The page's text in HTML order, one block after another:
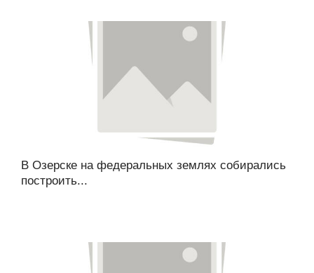
В Озерске на федеральных землях собирались
построить...